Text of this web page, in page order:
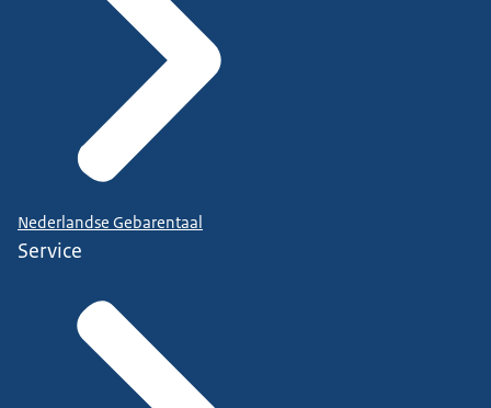
Nederlandse Gebarentaal
Service